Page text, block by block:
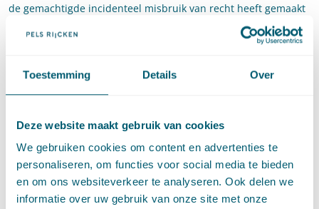
Toestemming Details Over
Deze website maakt gebruik van cookies
We gebruiken cookies om content en advertenties te
personaliseren, om functies voor social media te bieden
en om ons websiteverkeer te analyseren. Ook delen we
informatie over uw gebruik van onze site met onze
de gemachtigde incidenteel misbruik van recht heeft gemaakt
is onvoldoende om het bestaan van ernstige bezwaren aan te
nemen, zo oordeelt de Afdeling in de uitspraak van 9 mei
zorgvuldigheid gebiedt dat een bestuursorgaan dat gebruik
wil maken van de bevoegdheid om een gemachtigde te
weigeren wegens misbruik van recht, in het weigeringsbesluit
uiteenzet op grond van welke concrete feiten en